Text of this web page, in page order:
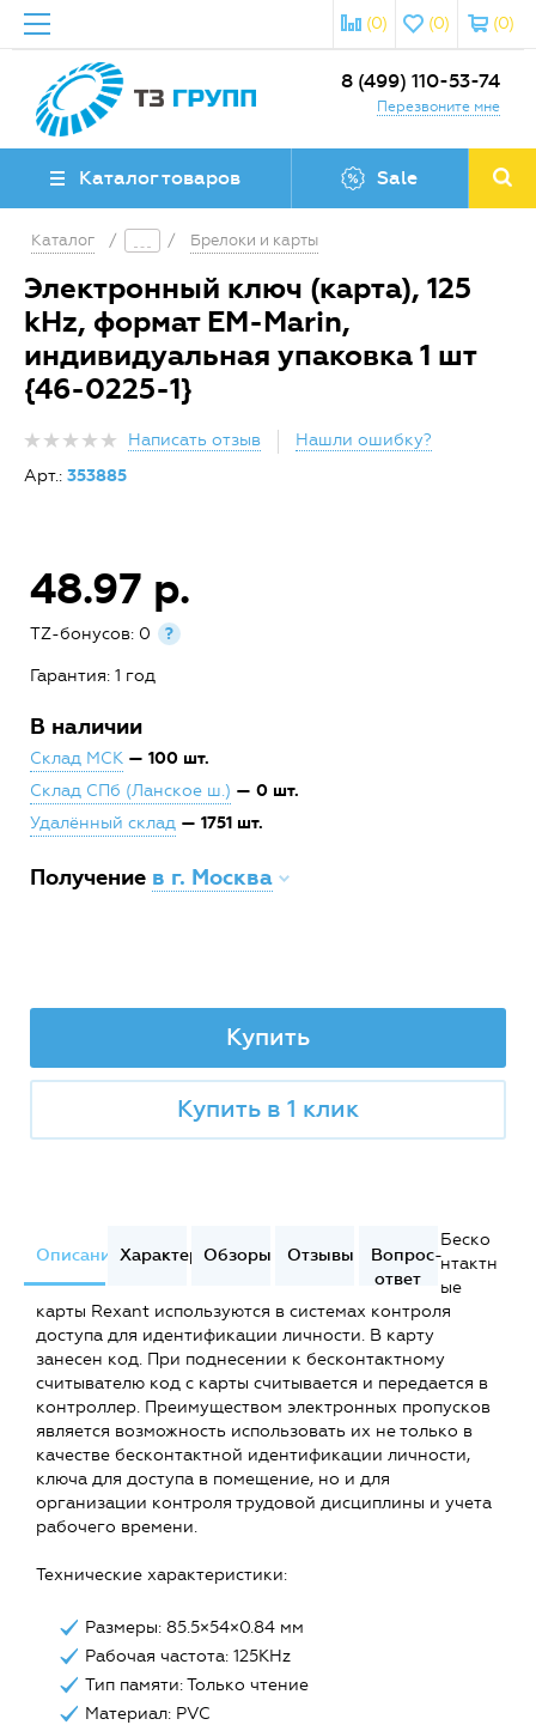
(0)
(0)
(0)
8 (499) 110-53-74
Перезвоните мне
Каталог товаров Sale
Каталог / / Брелоки и карты
Электронный ключ (карта), 125
kHz, формат EM-Marin,
индивидуальная упаковка 1 шт
{46-0225-1}
Написать отзыв
Нашли ошибку?
Арт.: 353885
48.97 р.
TZ-бонусов: 0 ?
Гарантия: 1 год
В наличии
Склад МСК — 100 шт.
Склад СПб (Ланское ш.) — 0 шт.
Удалённый склад — 1751 шт.
Получение в г. Москва
Купить
Купить в 1 клик
ОписаниеХарактеристики
Обзоры Отзывы
Вопрос-
ответ
Беско
нтактн
ые
карты Rexant используются в системах контроля
доступа для идентификации личности. В карту
занесен код. При поднесении к бесконтактному
считывателю код с карты считывается и передается в
контроллер. Преимуществом электронных пропусков
является возможность использовать их не только в
качестве бесконтактной идентификации личности,
ключа для доступа в помещение, но и для
организации контроля трудовой дисциплины и учета
рабочего времени.
Технические характеристики:
Размеры: 85.5×54×0.84 мм
Рабочая частота: 125KHz
Тип памяти: Только чтение
Материал: PVC